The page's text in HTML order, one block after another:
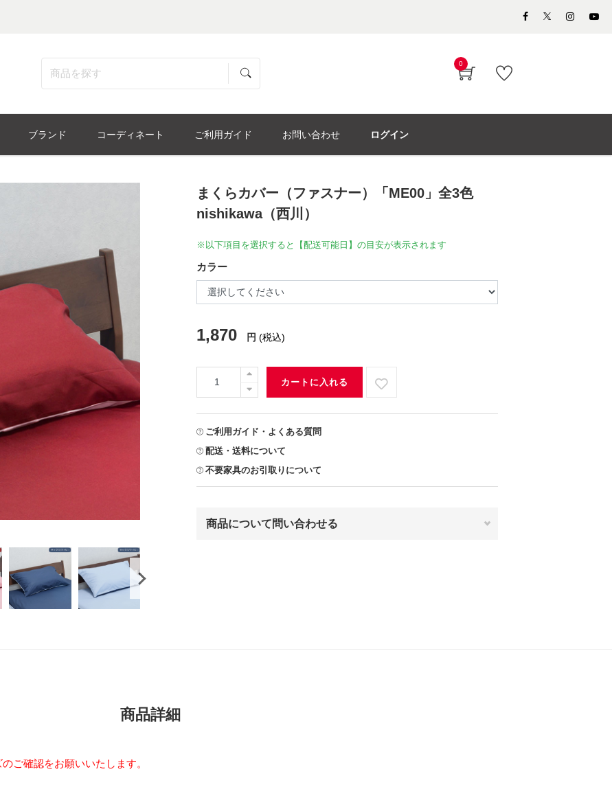
0
ブランド コーディネート ご利用ガイド お問い合わせ ログイン
まくらカバー（ファスナー）「ME00」全3色
nishikawa（西川）
※以下項目を選択すると【配送可能日】の目安が表示されます
カラー
1,870 円 (税込)
カートに入れる
ご利用ガイド・よくある質問
配送・送料について
不要家具のお引取りについて
商品について問い合わせる
商品詳細
ご確認をお願いいたします。